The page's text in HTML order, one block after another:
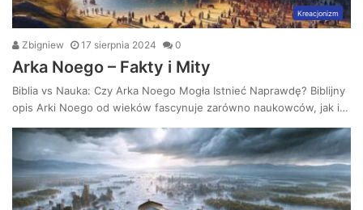
Kreacjonizm
Zbigniew 17 sierpnia 2024 0
Arka Noego – Fakty i Mity
Biblia vs Nauka: Czy Arka Noego Mogła Istnieć Naprawdę? Biblijny
opis Arki Noego od wieków fascynuje zarówno naukowców, jak i…